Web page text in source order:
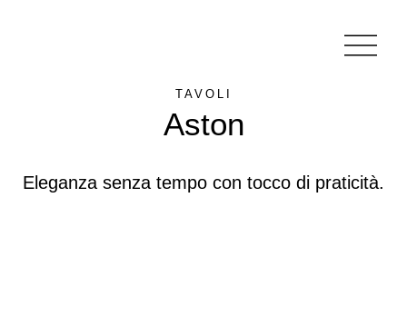
TAVOLI
Aston
Eleganza senza tempo con tocco di praticità.